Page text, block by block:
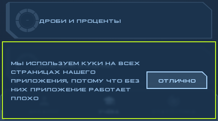
- ДРОБИ И ПРОЦЕНТЫ
- СТЕПЕНИ И КОРНИ
МЫ ИСПОЛЬЗУЕМ КУКИ НА ВСЕХ
СТРАНИЦАХ НАШЕГО
ПРИЛОЖЕНИЯ, ПОТОМУ ЧТО БЕЗ
НИХ ПРИЛОЖЕНИЕ РАБОТАЕТ
ПЛОХО
ОТЛИЧНО